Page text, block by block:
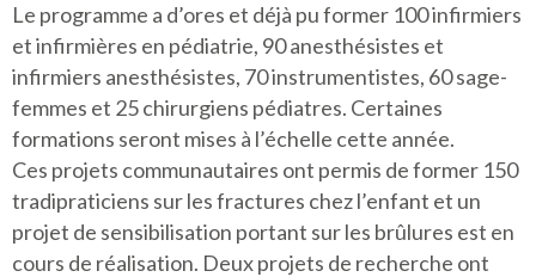
Le programme a d’ores et déjà pu former 100 infirmiers
et infirmières en pédiatrie, 90 anesthésistes et
infirmiers anesthésistes, 70 instrumentistes, 60 sage-
femmes et 25 chirurgiens pédiatres. Certaines
formations seront mises à l’échelle cette année.
Ces projets communautaires ont permis de former 150
tradipraticiens sur les fractures chez l’enfant et un
projet de sensibilisation portant sur les brûlures est en
cours de réalisation. Deux projets de recherche ont